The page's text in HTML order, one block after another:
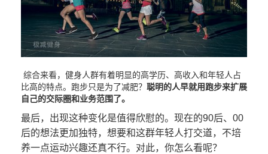
综合来看，健身人群有着明显的高学历、高收入和年轻人占
比高的特点。跑步只是为了减肥？ 聪明的人早就用跑步来扩展
自己的交际圈和业务范围了。
最后，出现这种变化是值得欣慰的。现在的90后、00
后的想法更加独特，想要和这群年轻人打交道，不培
养一点运动兴趣还真不行。对此，你怎么看呢？